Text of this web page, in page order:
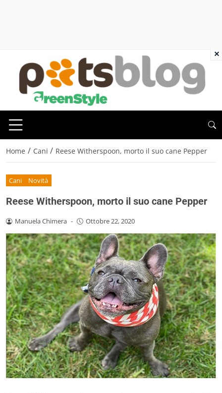
Home / Cani / Reese Witherspoon, morto il suo cane Pepper
Cani Novità
Reese Witherspoon, morto il suo cane Pepper
Manuela Chimera - Ottobre 22, 2020
×